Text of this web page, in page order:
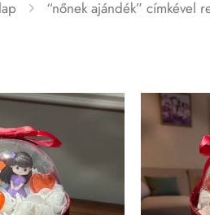
“nőnek ajándék” címkével